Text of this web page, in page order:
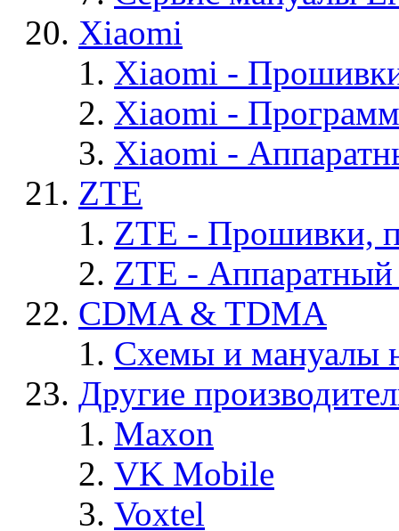
Xiaomi
Xiaomi -
Xiaomi -
Xiaomi -
ZTE
ZTE - Прошивки,
ZTE -
CDMA & TDMA
Схемы и мануалы
Другие
Maxon
VK Mobile
Voxtel